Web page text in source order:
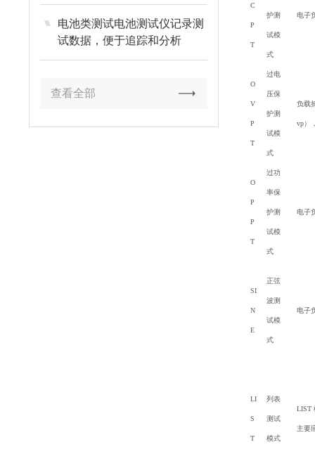
电池类测试电池测试仪记录测
试数据，便于追踪和分析
查看全部
C
P
T
护测
试模
式
电子
O
V
P
T
过电
压保
护测
试模
式
负载
vp）
O
P
P
T
过功
率保
护测
试模
式
电子
SI
N
E
正弦
波测
试模
式
电子
LI
S
T
列表
测试
模式
LIST
主要